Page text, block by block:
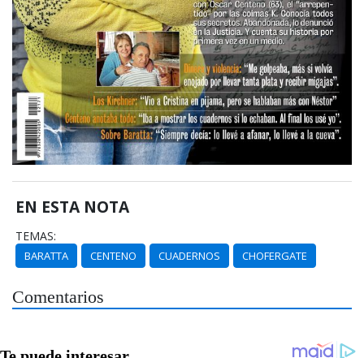
EN ESTA NOTA
TEMAS:
BARATTA CENTENO CUADERNOS CHOFERGATE
Comentarios